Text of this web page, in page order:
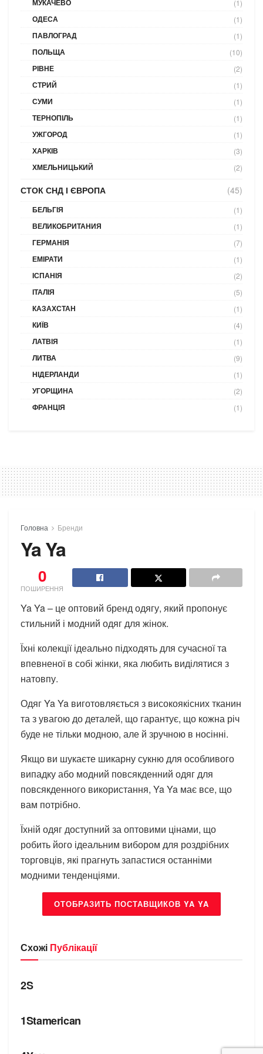
МУКАЧЕВО (1)
ОДЕСА (1)
ПАВЛОГРАД (1)
ПОЛЬЩА (10)
РІВНЕ (2)
СТРИЙ (1)
СУМИ (1)
ТЕРНОПІЛЬ (1)
УЖГОРОД (1)
ХАРКІВ (3)
ХМЕЛЬНИЦЬКИЙ (2)
СТОК СНД І ЄВРОПА (45)
БЕЛЬГІЯ (1)
ВЕЛИКОБРИТАНИЯ (1)
ГЕРМАНІЯ (7)
ЕМІРАТИ (1)
ІСПАНІЯ (2)
ІТАЛІЯ (5)
КАЗАХСТАН (1)
КИЇВ (4)
ЛАТВІЯ (1)
ЛИТВА (9)
НІДЕРЛАНДИ (1)
УГОРЩИНА (2)
ФРАНЦІЯ (1)
Головна Бренди
Ya Ya
0
ПОШИРЕННЯ
Ya Ya – це оптовий бренд одягу, який пропонує
стильний і модний одяг для жінок.
Їхні колекції ідеально підходять для сучасної та
впевненої в собі жінки, яка любить виділятися з
натовпу.
Одяг Ya Ya виготовляється з високоякісних тканин
та з увагою до деталей, що гарантує, що кожна річ
буде не тільки модною, але й зручною в носінні.
Якщо ви шукаєте шикарну сукню для особливого
випадку або модний повсякденний одяг для
повсякденного використання, Ya Ya має все, що
вам потрібно.
Їхній одяг доступний за оптовими цінами, що
робить його ідеальним вибором для роздрібних
торговців, які прагнуть запастися останніми
модними тенденціями.
ОТОБРАЗИТЬ ПОСТАВЩИКОВ YA YA
Схожі Публікації
БРЕНДИ
2S
1Stamerican